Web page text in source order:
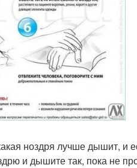
ноздря лучше дышит, и
и дышите так, пока не